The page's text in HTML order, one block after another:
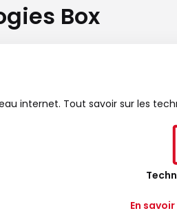
Box
internet. Tout savoir sur les
En